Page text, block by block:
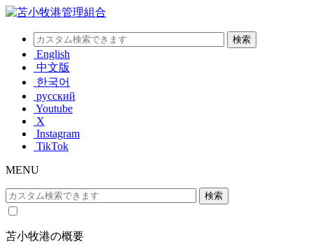
English
中文版
한국어
русский
Youtube
X
Instagram
TikTok
MENU
苫小牧港の概要